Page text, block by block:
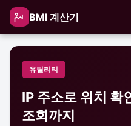
BMI 계산기
유틸리티
IP 주소로 위치 확
조회까지